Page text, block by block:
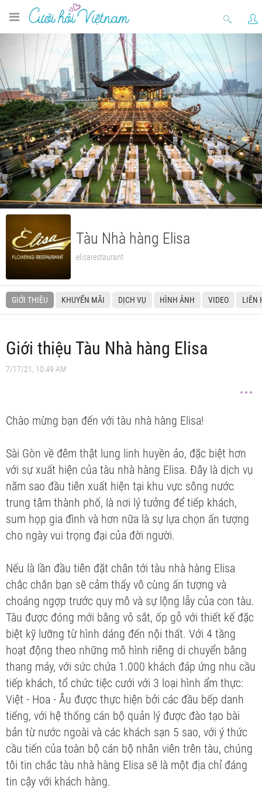
Tàu Nhà hàng Elisa
elisarestaurant
GIỚI THIỆU KHUYẾN MÃI DỊCH VỤ HÌNH ẢNH VIDEO LIÊN
Giới thiệu Tàu Nhà hàng Elisa
7/17/21, 10:49 AM
Chào mừng bạn đến với tàu nhà hàng Elisa!
Sài Gòn về đêm thật lung linh huyền ảo, đặc biệt hơn
với sự xuất hiện của tàu nhà hàng Elisa. Đây là dịch vụ
năm sao đầu tiên xuất hiện tại khu vực sông nước
trung tâm thành phố, là nơi lý tưởng để tiếp khách,
sum họp gia đình và hơn nữa là sự lựa chọn ấn tượng
cho ngày vui trọng đại của đời người.
Nếu là lần đầu tiên đặt chân tới tàu nhà hàng Elisa
chắc chắn bạn sẽ cảm thấy vô cùng ấn tượng và
choáng ngợp trước quy mô và sự lộng lẫy của con tàu.
Tàu được đóng mới bằng vỏ sắt, ốp gỗ với thiết kế đặc
biệt kỹ lưỡng từ hình dáng đến nội thất. Với 4 tầng
hoạt động theo những mô hình riêng di chuyển bằng
thang máy, với sức chứa 1.000 khách đáp ứng nhu cầu
tiếp khách, tổ chức tiệc cưới với 3 loại hình ẩm thực:
Việt - Hoa - Âu được thực hiện bởi các đầu bếp danh
tiếng, với hệ thống cán bộ quản lý được đào tạo bài
bản từ nước ngoài và các khách sạn 5 sao, với ý thức
cầu tiến của toàn bộ cán bộ nhân viên trên tàu, chúng
tôi tin chắc tàu nhà hàng Elisa sẽ là một địa chỉ đáng
tin cậy với khách hàng.